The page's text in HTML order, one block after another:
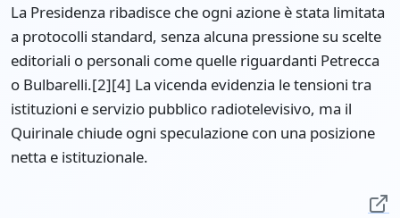
La Presidenza ribadisce che ogni azione è stata limitata
a protocolli standard, senza alcuna pressione su scelte
editoriali o personali come quelle riguardanti Petrecca
o Bulbarelli.[2][4] La vicenda evidenzia le tensioni tra
istituzioni e servizio pubblico radiotelevisivo, ma il
Quirinale chiude ogni speculazione con una posizione
netta e istituzionale.